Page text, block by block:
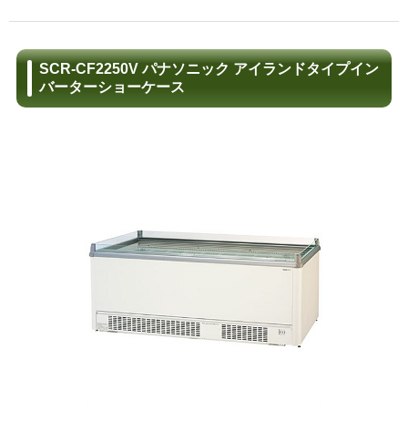
SCR-CF2250V パナソニック アイランドタイプイン
バーターショーケース